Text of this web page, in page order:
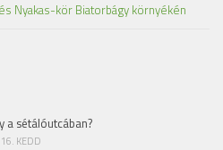
Nyakas-kör Biatorbágy környékén
a sétálóutcában?
KEDD